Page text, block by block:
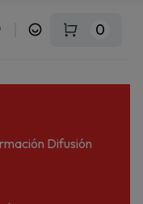
0
Difusión